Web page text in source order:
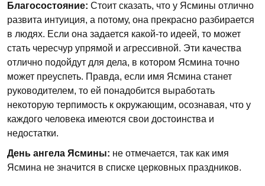
Благосостояние: Стоит сказать, что у Ясмины отлично
развита интуиция, а потому, она прекрасно разбирается
в людях. Если она задается какой-то идеей, то может
стать чересчур упрямой и агрессивной. Эти качества
отлично подойдут для дела, в котором Ясмина точно
может преуспеть. Правда, если имя Ясмина станет
руководителем, то ей понадобится выработать
некоторую терпимость к окружающим, осознавая, что у
каждого человека имеются свои достоинства и
недостатки.
День ангела Ясмины: не отмечается, так как имя
Ясмина не значится в списке церковных праздников.